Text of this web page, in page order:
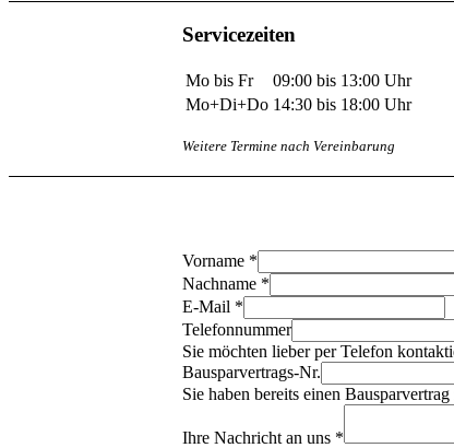
Servicezeiten
Mo bis Fr
09:00 bis 13:00 Uhr
Mo+Di+Do 14:30 bis 18:00 Uhr
Weitere Termine nach Vereinbarung
Vorname *
Nachname *
E-Mail *
Telefonnummer
Sie möchten lieber per Telefon
Bausparvertrags-Nr.
Sie haben bereits einen
Ihre Nachricht an uns *